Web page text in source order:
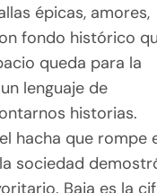
épicas, amores,
fondo histórico
queda para la
lenguaje de
historias.
hacha que rompe
sociedad